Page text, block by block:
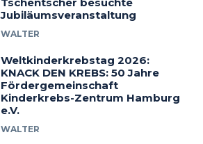
Jubiläumsveranstaltung
WALTER
Weltkinderkrebstag 2026:
KNACK DEN KREBS: 50 Jahre
Fördergemeinschaft
Kinderkrebs-Zentrum Hamburg
e.V.
WALTER